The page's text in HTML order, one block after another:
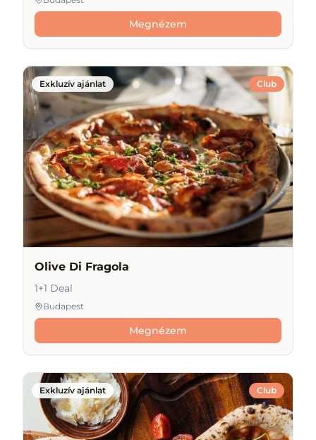
Megnézem
Club
Exkluzív ajánlat
Olive Di Fragola
1+1 Deal
Budapest
Megnézem
Club
Exkluzív ajánlat